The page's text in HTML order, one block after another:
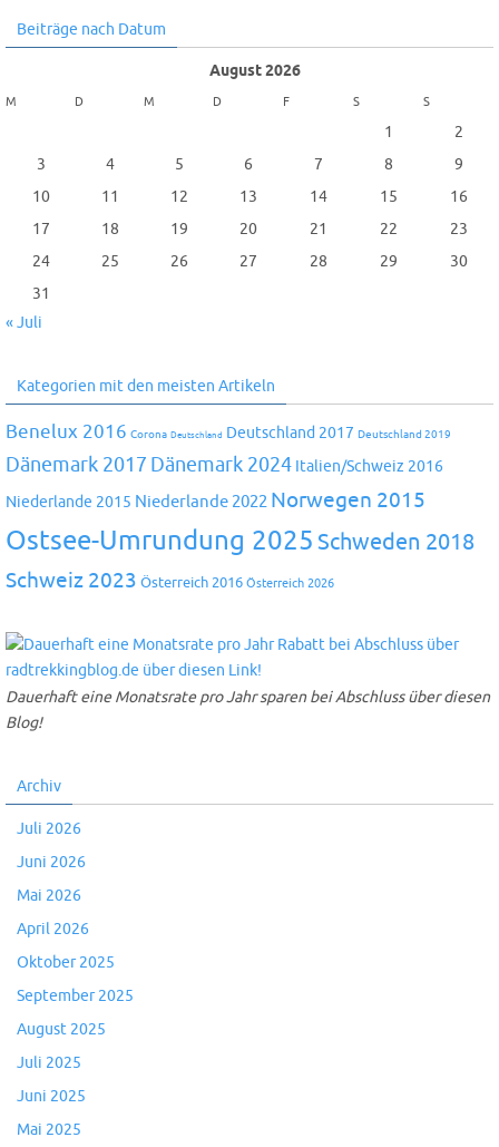
Beiträge nach Datum
August 2026
M D M D F S S
1
2
3
4 5 6 7 8
9
10
11 12 13 14 15
16
17
18 19 20 21 22
23
24
25 26 27 28 29
30
31
« Juli
Kategorien mit den meisten Artikeln
Benelux 2016 Corona Deutschland Deutschland 2017 Deutschland 2019
Dänemark 2017 Dänemark 2024 Italien/Schweiz 2016
Niederlande 2015 Niederlande 2022 Norwegen 2015
Ostsee-Umrundung 2025 Schweden 2018
Schweiz 2023 Österreich 2016 Österreich 2026
Dauerhaft eine Monatsrate pro Jahr sparen bei Abschluss über diesen
Blog!
Archiv
Juli 2026
Juni 2026
Mai 2026
April 2026
Oktober 2025
September 2025
August 2025
Juli 2025
Juni 2025
Mai 2025